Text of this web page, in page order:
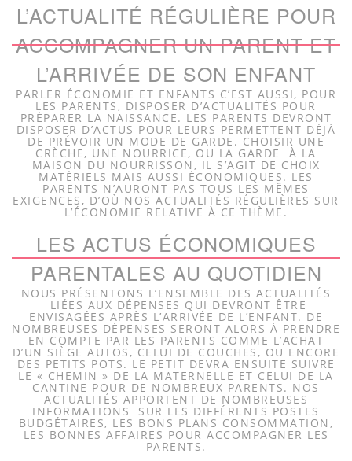
L’ACTUALITÉ RÉGULIÈRE POUR
ACCOMPAGNER UN PARENT ET
L’ARRIVÉE DE SON ENFANT
PARLER ÉCONOMIE ET ENFANTS C’EST AUSSI, POUR
LES PARENTS, DISPOSER D’ACTUALITÉS POUR
PRÉPARER LA NAISSANCE. LES PARENTS DEVRONT
DISPOSER D’ACTUS POUR LEURS PERMETTENT DÉJÀ
DE PRÉVOIR UN MODE DE GARDE. CHOISIR UNE
CRÈCHE, UNE NOURRICE, OU LA GARDE À LA
MAISON DU NOURRISSON, IL S’AGIT DE CHOIX
MATÉRIELS MAIS AUSSI ÉCONOMIQUES. LES
PARENTS N’AURONT PAS TOUS LES MÊMES
EXIGENCES, D’OÙ NOS ACTUALITÉS RÉGULIÈRES SUR
L’ÉCONOMIE RELATIVE À CE THÈME.
LES ACTUS ÉCONOMIQUES
PARENTALES AU QUOTIDIEN
NOUS PRÉSENTONS L’ENSEMBLE DES ACTUALITÉS
LIÉES AUX DÉPENSES QUI DEVRONT ÊTRE
ENVISAGÉES APRÈS L’ARRIVÉE DE L’ENFANT. DE
NOMBREUSES DÉPENSES SERONT ALORS À PRENDRE
EN COMPTE PAR LES PARENTS COMME L’ACHAT
D’UN SIÈGE AUTOS, CELUI DE COUCHES, OU ENCORE
DES PETITS POTS. LE PETIT DEVRA ENSUITE SUIVRE
LE « CHEMIN » DE LA MATERNELLE ET CELUI DE LA
CANTINE POUR DE NOMBREUX PARENTS. NOS
ACTUALITÉS APPORTENT DE NOMBREUSES
INFORMATIONS SUR LES DIFFÉRENTS POSTES
BUDGÉTAIRES, LES BONS PLANS CONSOMMATION,
LES BONNES AFFAIRES POUR ACCOMPAGNER LES
PARENTS.